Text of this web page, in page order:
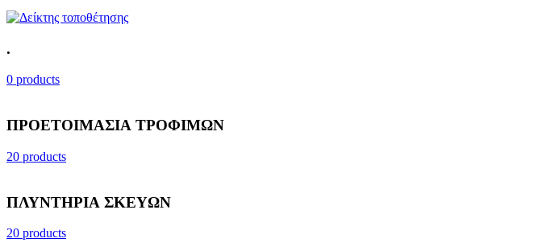
.
0 products
ΠΡΟΕΤΟΙΜΑΣΙΑ ΤΡΟΦΙΜΩΝ
20 products
ΠΛΥΝΤΗΡΙΑ ΣΚΕΥΩΝ
20 products